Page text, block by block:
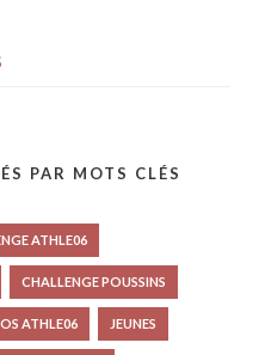
PAR MOTS CLÉS
ATHLE06
CHALLENGE POUSSINS
ATHLE06 JEUNES